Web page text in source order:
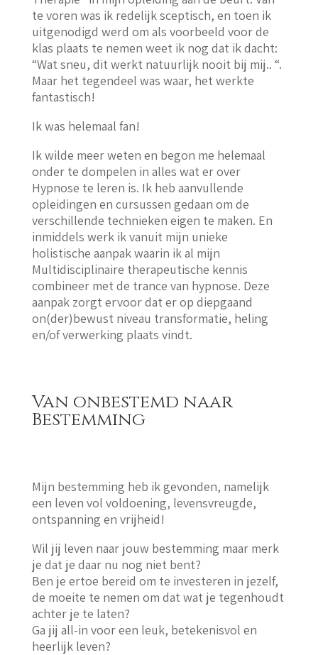
te voren was ik redelijk sceptisch, en toen ik
uitgenodigd werd om als voorbeeld voor de
klas plaats te nemen weet ik nog dat ik dacht:
“Wat sneu, dit werkt natuurlijk nooit bij mij.. “.
Maar het tegendeel was waar, het werkte
fantastisch!
Ik was helemaal fan!
Ik wilde meer weten en begon me helemaal
onder te dompelen in alles wat er over
Hypnose te leren is. Ik heb aanvullende
opleidingen en cursussen gedaan om de
verschillende technieken eigen te maken. En
inmiddels werk ik vanuit mijn unieke
holistische aanpak waarin ik al mijn
Multidisciplinaire therapeutische kennis
combineer met de trance van hypnose. Deze
aanpak zorgt ervoor dat er op diepgaand
on(der)bewust niveau transformatie, heling
en/of verwerking plaats vindt.
Van onbestemd naar
Bestemming
Mijn bestemming heb ik gevonden, namelijk
een leven vol voldoening, levensvreugde,
ontspanning en vrijheid!
Wil jij leven naar jouw bestemming maar merk
je dat je daar nu nog niet bent?
Ben je ertoe bereid om te investeren in jezelf,
de moeite te nemen om dat wat je tegenhoudt
achter je te laten?
Ga jij all-in voor een leuk, betekenisvol en
heerlijk leven?